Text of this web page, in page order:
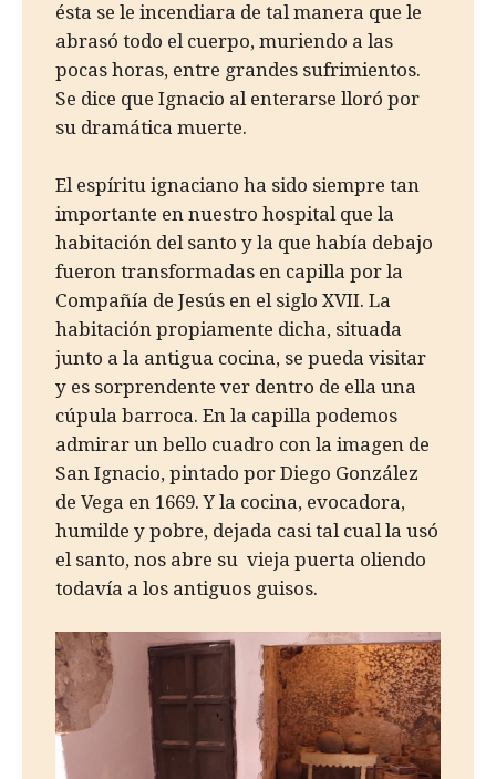
ésta se le incendiara de tal manera que le
abrasó todo el cuerpo, muriendo a las
pocas horas, entre grandes sufrimientos.
Se dice que Ignacio al enterarse lloró por
su dramática muerte.
El espíritu ignaciano ha sido siempre tan
importante en nuestro hospital que la
habitación del santo y la que había debajo
fueron transformadas en capilla por la
Compañía de Jesús en el siglo XVII. La
habitación propiamente dicha, situada
junto a la antigua cocina, se pueda visitar
y es sorprendente ver dentro de ella una
cúpula barroca. En la capilla podemos
admirar un bello cuadro con la imagen de
San Ignacio, pintado por Diego González
de Vega en 1669. Y la cocina, evocadora,
humilde y pobre, dejada casi tal cual la usó
el santo, nos abre su vieja puerta oliendo
todavía a los antiguos guisos.